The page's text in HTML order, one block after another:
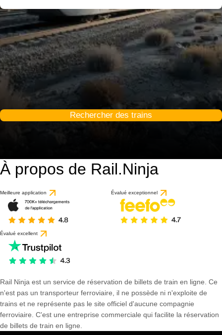
Rechercher des trains
À propos de Rail.Ninja
Meilleure application Évalué exceptionnel
Évalué excellent
Rail Ninja est un service de réservation de billets de train en ligne. Ce
n'est pas un transporteur ferroviaire, il ne possède ni n'exploite de
trains et ne représente pas le site officiel d'aucune compagnie
ferroviaire. C'est une entreprise commerciale qui facilite la réservation
de billets de train en ligne.